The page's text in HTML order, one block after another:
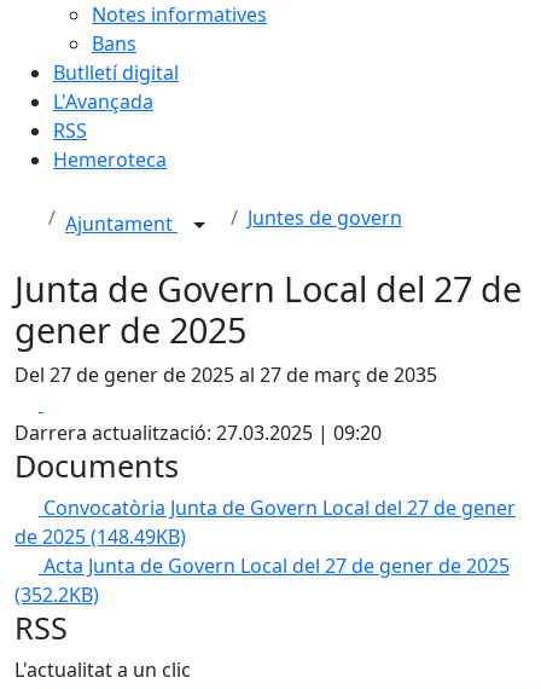
Notes informatives
Bans
Butlletí digital
L'Avançada
RSS
Hemeroteca
Ajuntament Juntes de govern
Junta de Govern Local del 27 de
gener de 2025
Del 27 de gener de 2025 al 27 de març de 2035
Darrera actualització: 27.03.2025 | 09:20
Documents
Convocatòria Junta de Govern Local del 27 de gener
de 2025(148.49KB)
Acta Junta de Govern Local del 27 de gener de 2025
(352.2KB)
RSS
L'actualitat a un clic